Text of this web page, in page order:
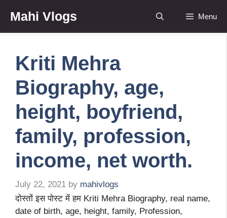
content
Mahi Vlogs Menu
Kriti Mehra
Biography, age,
height, boyfriend,
family, profession,
income, net worth.
July 22, 2021 by mahivlogs
दोस्तों इस पोस्ट में हम Kriti Mehra Biography, real name,
date of birth, age, height, family, Profession,